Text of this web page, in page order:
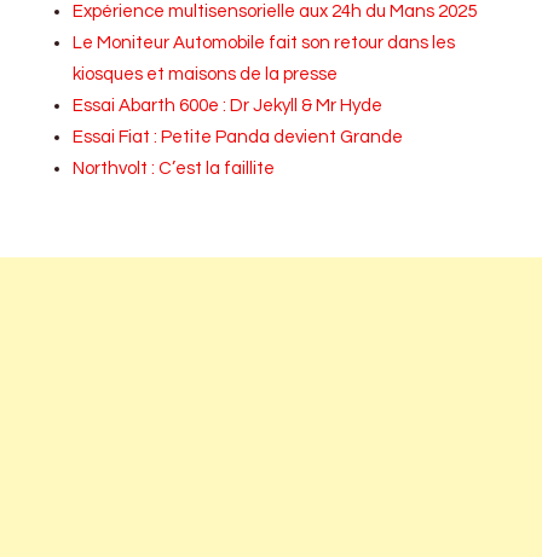
Expérience multisensorielle aux 24h du Mans 2025
Le Moniteur Automobile fait son retour dans les
kiosques et maisons de la presse
Essai Abarth 600e : Dr Jekyll & Mr Hyde
Essai Fiat : Petite Panda devient Grande
Northvolt : C’est la faillite